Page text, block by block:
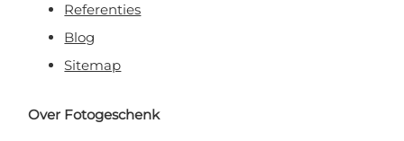
Referenties
Blog
Sitemap
Over Fotogeschenk